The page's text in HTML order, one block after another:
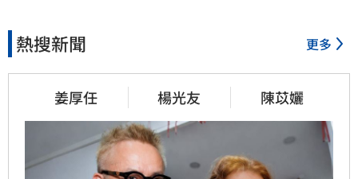
熱搜新聞 更多
姜厚任 楊光友 陳苡孋